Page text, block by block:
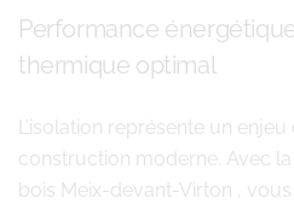
Performance
thermique optimal
L’isolation représente un
construction moderne. Avec
bois Meix-devant-Virton , vous